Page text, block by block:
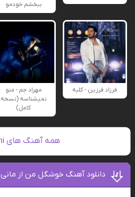
ببخشم خودمو
فرزاد فرزین - کلبه
مهراد جم - منو
نمیشناسه (نسخه
کامل)
همه آهنگ های Mani
دانلود آهنگ خوشگل من از